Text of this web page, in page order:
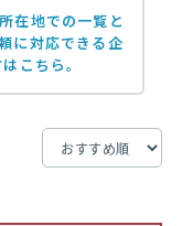
在地での一覧と
に対応できる企
こちら。